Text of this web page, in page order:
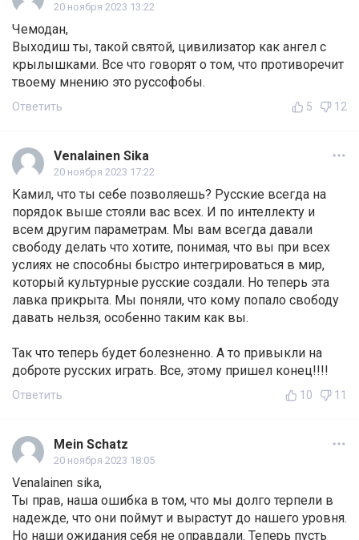
20 ноября 2023 13:22
Чемодан,
Выходиш ты, такой святой, цивилизатор как ангел с
крылышками. Все что говорят о том, что противоречит
твоему мнению это руссофобы.
Ответить 5 12
Venalainen Sika
20 ноября 2023 17:22
Камил, что ты себе позволяешь? Русские всегда на
порядок выше стояли вас всех. И по интеллекту и
всем другим параметрам. Мы вам всегда давали
свободу делать что хотите, понимая, что вы при всех
услиях не способны быстро интегрироваться в мир,
который культурные русские создали. Но теперь эта
лавка прикрыта. Мы поняли, что кому попало свободу
давать нельзя, особенно таким как вы.
Так что теперь будет болезненно. А то привыкли на
доброте русских играть. Все, этому пришел конец!!!!
Ответить 10 11
Mein Schatz
20 ноября 2023 18:05
Venalainen sika,
Ты прав, наша ошибка в том, что мы долго терпели в
надежде, что они поймут и вырастут до нашего уровня.
Но наши ожидания себя не оправдали. Теперь пусть